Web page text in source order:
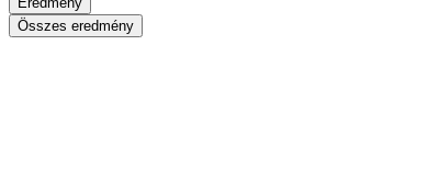
Összes eredmény